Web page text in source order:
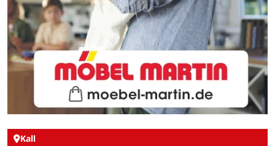
Kall